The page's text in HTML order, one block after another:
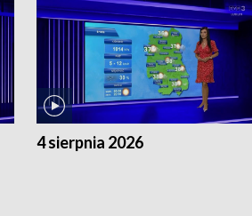
4 sierpnia 2026